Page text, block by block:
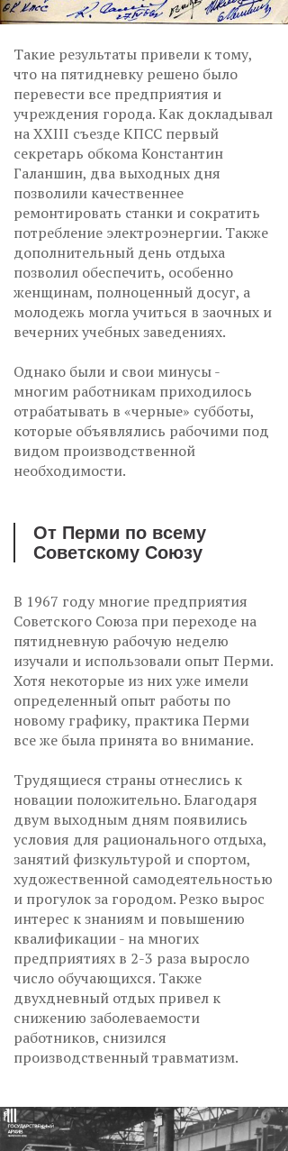
Такие результаты привели к тому,
что на пятидневку решено было
перевести все предприятия и
учреждения города. Как докладывал
на XXIII съезде КПСС первый
секретарь обкома Константин
Галаншин, два выходных дня
позволили качественнее
ремонтировать станки и сократить
потребление электроэнергии. Также
дополнительный день отдыха
позволил обеспечить, особенно
женщинам, полноценный досуг, а
молодежь могла учиться в заочных и
вечерних учебных заведениях.
Однако были и свои минусы -
многим работникам приходилось
отрабатывать в «черные» субботы,
которые объявлялись рабочими под
видом производственной
необходимости.
От Перми по всему
Советскому Союзу
В 1967 году многие предприятия
Советского Союза при переходе на
пятидневную рабочую неделю
изучали и использовали опыт Перми.
Хотя некоторые из них уже имели
определенный опыт работы по
новому графику, практика Перми
все же была принята во внимание.
Трудящиеся страны отнеслись к
новации положительно. Благодаря
двум выходным дням появились
условия для рационального отдыха,
занятий физкультурой и спортом,
художественной самодеятельностью
и прогулок за городом. Резко вырос
интерес к знаниям и повышению
квалификации - на многих
предприятиях в 2-3 раза выросло
число обучающихся. Также
двухдневный отдых привел к
снижению заболеваемости
работников, снизился
производственный травматизм.